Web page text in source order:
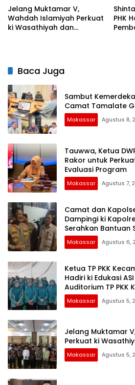
Jelang Muktamar V,
Wahdah Islamiyah Perkuat
ki Wasathiyah dan
PHK
Baca Juga
Sambut
Camat Tamalate
Makassar Agustus 8,
Tauwwa, Ketua
Rakor untuk
Evaluasi Program
Makassar Agustus 7,
Camat dan
Dampingi ki
Serahkan Bantuan
Bontoduri
Makassar Agustus 6,
Ketua TP PKK
Hadiri ki Edukasi
Auditorium TP PKK
Makassar Agustus 5,
Jelang Muktamar
Perkuat ki
Makassar Agustus 5,